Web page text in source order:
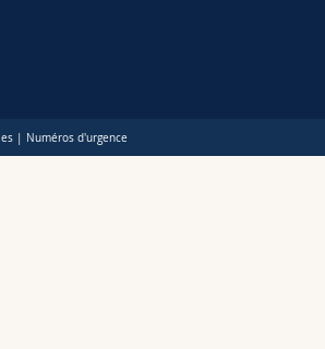
| Numéros d'urgence